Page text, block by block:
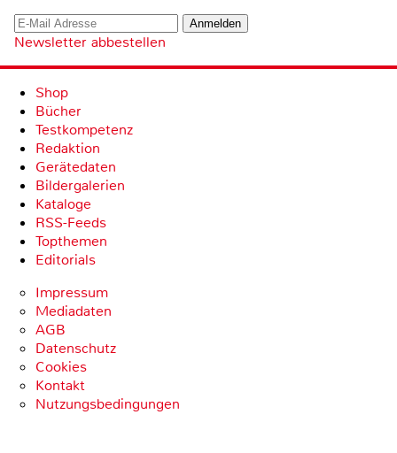
Newsletter abbestellen
Shop
Bücher
Testkompetenz
Redaktion
Gerätedaten
Bildergalerien
Kataloge
RSS-Feeds
Topthemen
Editorials
Impressum
Mediadaten
AGB
Datenschutz
Cookies
Kontakt
Nutzungsbedingungen